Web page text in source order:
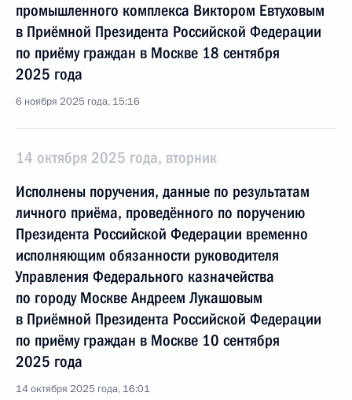
промышленного комплекса Виктором Евтуховым
в Приёмной Президента Российской Федерации
по приёму граждан в Москве 18 сентября
2025 года
6 ноября 2025 года, 15:16
14 октября 2025 года, вторник
Исполнены поручения, данные по результатам
личного приёма, проведённого по поручению
Президента Российской Федерации временно
исполняющим обязанности руководителя
Управления Федерального казначейства
по городу Москве Андреем Лукашовым
в Приёмной Президента Российской Федерации
по приёму граждан в Москве 10 сентября
2025 года
14 октября 2025 года, 16:01